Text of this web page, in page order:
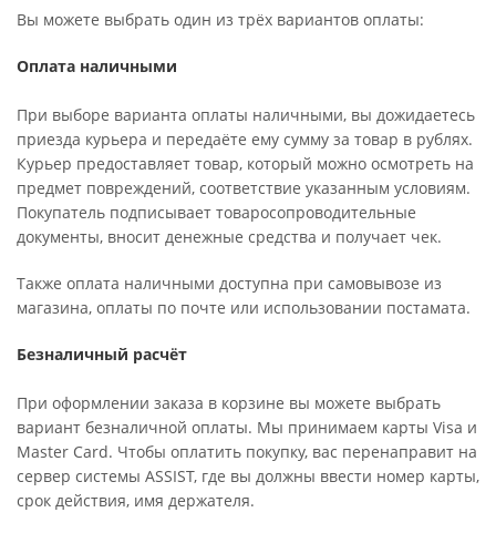
Вы можете выбрать один из трёх вариантов оплаты:
Оплата наличными
При выборе варианта оплаты наличными, вы дожидаетесь
приезда курьера и передаёте ему сумму за товар в рублях.
Курьер предоставляет товар, который можно осмотреть на
предмет повреждений, соответствие указанным условиям.
Покупатель подписывает товаросопроводительные
документы, вносит денежные средства и получает чек.
Также оплата наличными доступна при самовывозе из
магазина, оплаты по почте или использовании постамата.
Безналичный расчёт
При оформлении заказа в корзине вы можете выбрать
вариант безналичной оплаты. Мы принимаем карты Visa и
Master Card. Чтобы оплатить покупку, вас перенаправит на
сервер системы ASSIST, где вы должны ввести номер карты,
срок действия, имя держателя.